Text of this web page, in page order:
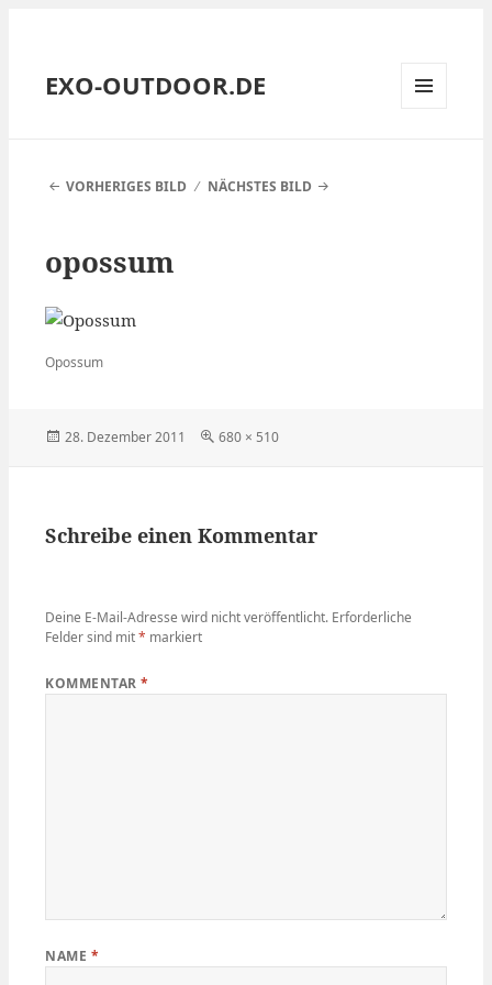
EXO-OUTDOOR.DE
VORHERIGES BILD
NÄCHSTES BILD
opossum
Opossum
Veröffentlicht
28. Dezember 2011
Volle
680 × 510
Schreibe einen Kommentar
Deine E-Mail-Adresse wird nicht veröffentlicht. Erforderliche
Felder sind mit* markiert
KOMMENTAR*
NAME *